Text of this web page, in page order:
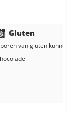
Gluten
van gluten